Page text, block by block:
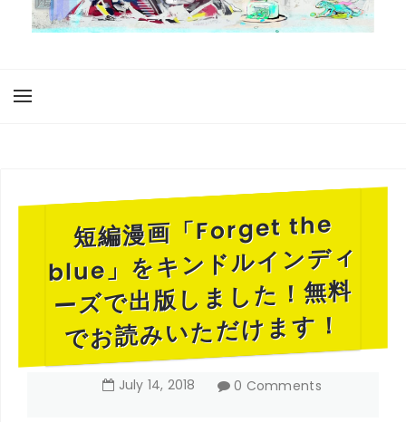
短編漫画「Forget the
blue」をキンドルインディ
ーズで出版しました！無料
でお読みいただけます！
July 14, 2018 0 Comments